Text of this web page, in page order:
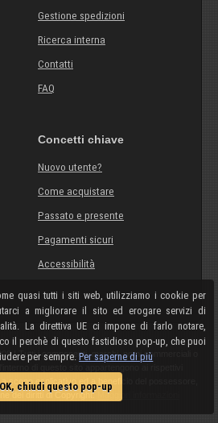
quasi tutti i siti web, utilizziamo i cookie per
a migliorare il sito ed erogare servizi di
La direttiva UE ci impone di farlo notare,
il perchè di questo fastidioso pop-up, che puoi
per sempre.Per saperne di più
OK, chiudi questo pop-up
Gestione spedizioni
Ricerca interna
Contatti
FAQ
Concetti chiave
Nuovo utente?
Come acquistare
Passato e presente
Pagamenti sicuri
Accessibilità
| Tutti i componenti, marchi, nomi commerciali o
di questo sito appartengono ai rispettivi
scopo esplicativo ed a beneficio del possessore,
dei diritti di Copyright.
Maggiori informazioni